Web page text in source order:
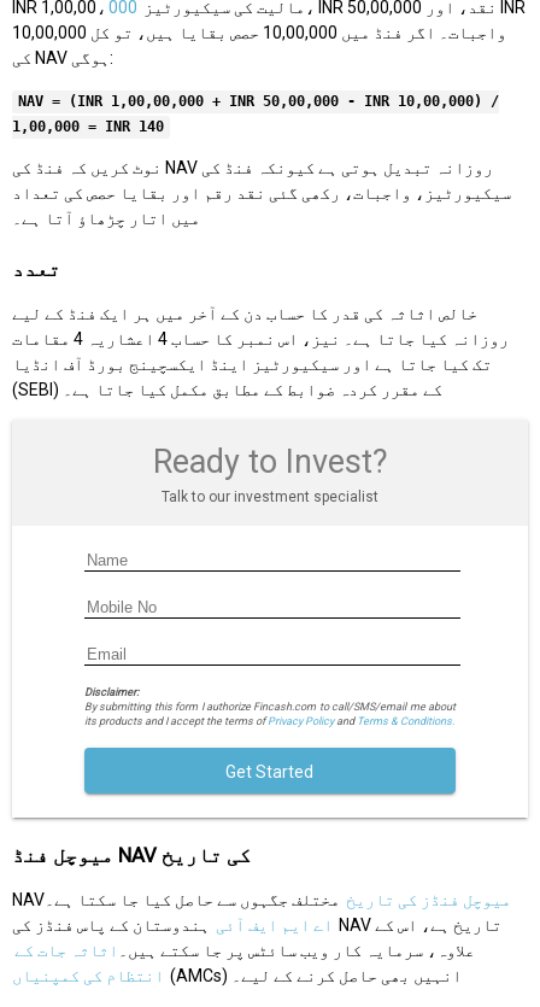
INR 1,00,00، 000
10,00,000 واجبات۔ اگر فنڈ میں 10,00,000 حصص بقایا ہیں، تو کل
کی NAV ہوگی:
NAV = (INR 1,00,00,000 + INR 50,00,000 - INR 10,00,000) /
1,00,000 = INR 140
نوٹ کریں کہ فنڈ کی NAV روزانہ تبدیل ہوتی ہے کیونکہ فنڈ کی
سیکیورٹیز، واجبات، رکھی گئی نقد رقم اور بقایا حصص کی تعداد
میں اتار چڑھاؤ آتا ہے۔
تعدد
خالص اثاثہ کی قدر کا حساب دن کے آخر میں ہر ایک فنڈ کے لیے
روزانہ کیا جاتا ہے۔ نیز، اس نمبر کا حساب 4 اعشاریہ 4 مقامات
تک کیا جاتا ہے اور سیکیورٹیز اینڈ ایکسچینج بورڈ آف انڈیا
(SEBI) کے مقرر کردہ ضوابط کے مطابق مکمل کیا جاتا ہے۔
Ready to Invest?
Talk to our investment specialist
Disclaimer:
By submitting this form I authorize Fincash.com to call/SMS/email me about
its products and I accept the terms ofPrivacy Policyand Terms & Conditions.
Get Started
میوچل فنڈ NAV کی تاریخ
NAV میوچل فنڈز کی تاریخ مختلف جگہوں سے حاصل کیا جا سکتا ہے۔
اے ایم ایف آئی
ہندوستان کے پاس فنڈز کی NAV تاریخ ہے، اس کے
علاوہ، سرمایہ کار ویب سائٹس پر جا سکتے ہیں۔ اثاثہ جات کے
انتظام کی کمپنیاں
(AMCs) انہیں بھی حاصل کرنے کے لیے۔